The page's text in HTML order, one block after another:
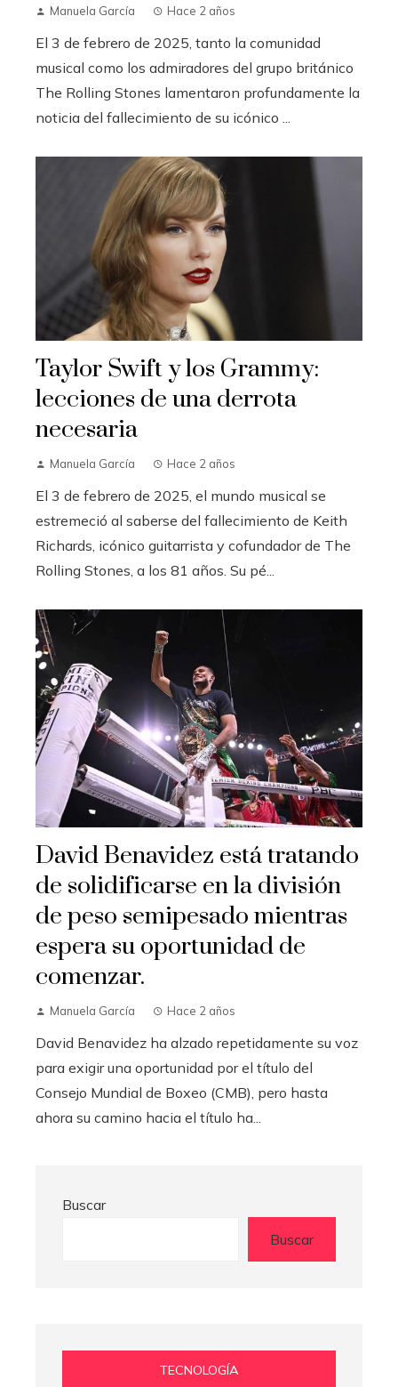
Manuela García Hace 2 años
El 3 de febrero de 2025, tanto la comunidad
musical como los admiradores del grupo británico
The Rolling Stones lamentaron profundamente la
noticia del fallecimiento de su icónico ...
Taylor Swift y los Grammy:
lecciones de una derrota
necesaria
Manuela García Hace 2 años
El 3 de febrero de 2025, el mundo musical se
estremeció al saberse del fallecimiento de Keith
Richards, icónico guitarrista y cofundador de The
Rolling Stones, a los 81 años. Su pé...
David Benavidez está tratando
de solidificarse en la división
de peso semipesado mientras
espera su oportunidad de
comenzar.
Manuela García Hace 2 años
David Benavidez ha alzado repetidamente su voz
para exigir una oportunidad por el título del
Consejo Mundial de Boxeo (CMB), pero hasta
ahora su camino hacia el título ha...
Buscar
Buscar
TECNOLOGÍA